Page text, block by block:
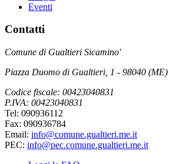
Eventi
Contatti
Comune di Gualtieri Sicamino'
Piazza Duomo di Gualtieri, 1 - 98040 (ME)
Codice fiscale: 00423040831
P.IVA: 00423040831
Tel: 090936112
Fax: 090936784
Email: info@comune.gualtieri.me.it
PEC: info@pec.comune.gualtieri.me.it